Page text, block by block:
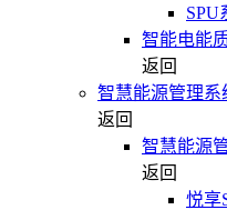
SPU
智能电能
返回
智慧能源管理系
返回
智慧能源
返回
悦享